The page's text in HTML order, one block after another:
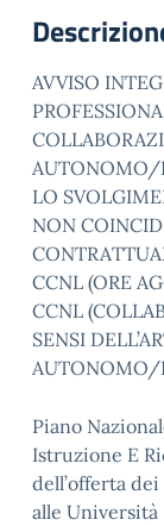
AVVISO
AUTONOMO/
LO
NON
CCNL (ORE
CCNL
SENSI
AUTONOMO/
Piano
Istruzione E
dell’offerta
alle Università